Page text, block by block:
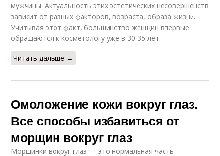
мужчины. Актуальность этих эстетических несовершенств
зависит от разных факторов, возраста, образа жизни.
Учитывая этот факт, большинство женщин впервые
обращаются к косметологу уже в 30-35 лет.
Читать дальше →
Омоложение кожи вокруг глаз.
Все способы избавиться от
морщин вокруг глаз
Морщинки вокруг глаз — это нормальная часть